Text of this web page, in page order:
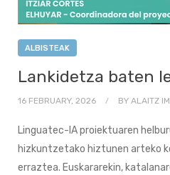
ALBISTEAK
Lankidetza baten
16 FEBRUARY, 2026 BY ALAITZ
Linguatec-IA proiektuaren
hizkuntzetako hiztunen arteko
erraztea. Euskararekin,